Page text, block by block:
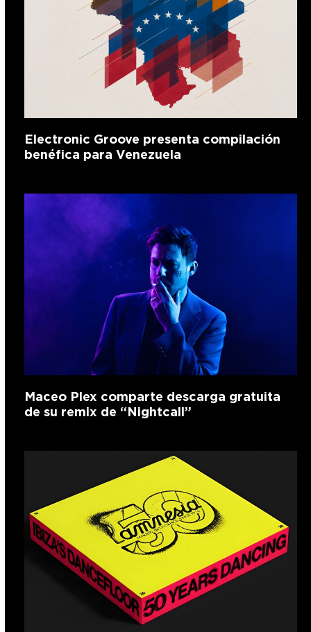
Electronic Groove presenta compilación
benéfica para Venezuela
Maceo Plex comparte descarga gratuita
de su remix de “Nightcall”